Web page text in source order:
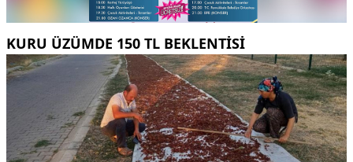
KURU ÜZÜMDE 150 TL BEKLENTISI